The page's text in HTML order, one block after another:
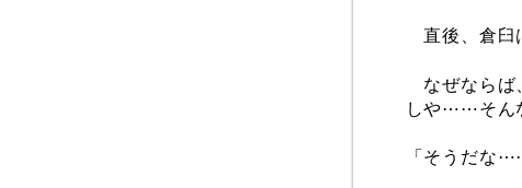
直後、倉
なぜならば
しや⋯⋯そん
「そうだな